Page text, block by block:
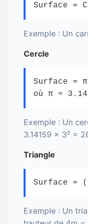
Surface =
Exemple : Un
Cercle
Surface = π
où π ≈
Exemple : Un
3.14159 × 3² =
Triangle
Surface =
Exemple : Un